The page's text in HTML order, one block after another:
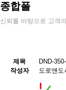
종합폴
신뢰를 바탕으로 고객
제목 DND-
작성자
도로앤도